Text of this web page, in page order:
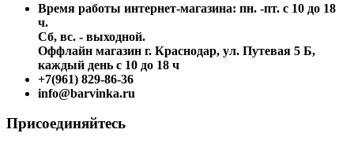
Время работы интернет-магазина: пн. -пт. с 10 до 18
ч.
Сб, вс. - выходной.
Оффлайн магазин г. Краснодар, ул. Путевая 5 Б,
каждый день с 10 до 18 ч
+7(961) 829-86-36
info@barvinka.ru
Присоединяйтесь